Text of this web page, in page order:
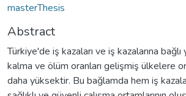
masterThesis
Abstract
Türkiye'de iş kazaları ve iş kazalarına
kalma ve ölüm oranları gelişmiş ülkelere
daha yüksektir. Bu bağlamda hem iş